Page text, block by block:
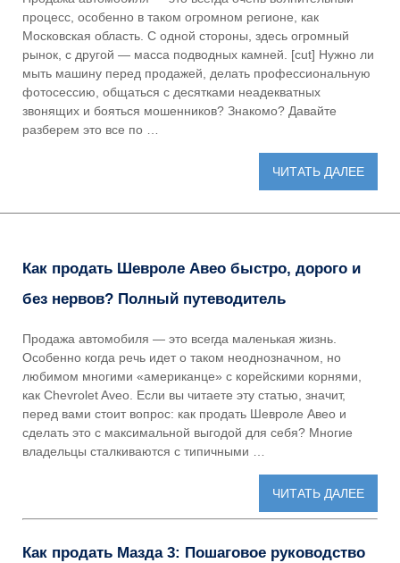
процесс, особенно в таком огромном регионе, как
Московская область. С одной стороны, здесь огромный
рынок, с другой — масса подводных камней. [cut] Нужно ли
мыть машину перед продажей, делать профессиональную
фотосессию, общаться с десятками неадекватных
звонящих и бояться мошенников? Знакомо? Давайте
разберем это все по …
ЧИТАТЬ ДАЛЕЕ
Как продать Шевроле Авео быстро, дорого и
без нервов? Полный путеводитель
Продажа автомобиля — это всегда маленькая жизнь.
Особенно когда речь идет о таком неоднозначном, но
любимом многими «американце» с корейскими корнями,
как Chevrolet Aveo. Если вы читаете эту статью, значит,
перед вами стоит вопрос: как продать Шевроле Авео и
сделать это с максимальной выгодой для себя? Многие
владельцы сталкиваются с типичными …
ЧИТАТЬ ДАЛЕЕ
Как продать Мазда 3: Пошаговое руководство